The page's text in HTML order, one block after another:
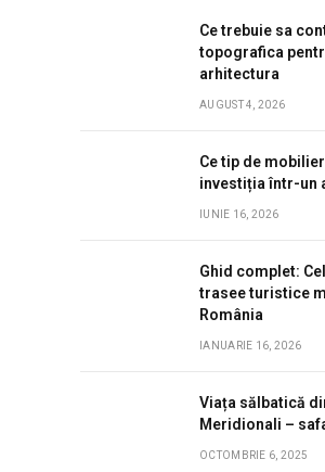
Ce trebuie sa
topografica
arhitectura
AUGUST 4, 2026
Ce tip de
investiția într-un
IUNIE 16, 2026
Ghid complet:
trasee turistice
România
IANUARIE 16, 2026
Viața sălbatică
Meridionali –
OCTOMBRIE 6, 2025